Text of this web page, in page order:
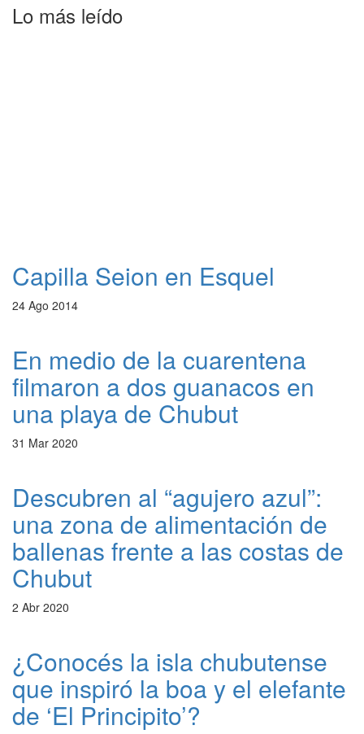
Lo más leído
Capilla Seion en Esquel
24 Ago 2014
En medio de la cuarentena
filmaron a dos guanacos en
una playa de Chubut
31 Mar 2020
Descubren al “agujero azul”:
una zona de alimentación de
ballenas frente a las costas de
Chubut
2 Abr 2020
¿Conocés la isla chubutense
que inspiró la boa y el elefante
de ‘El Principito’?